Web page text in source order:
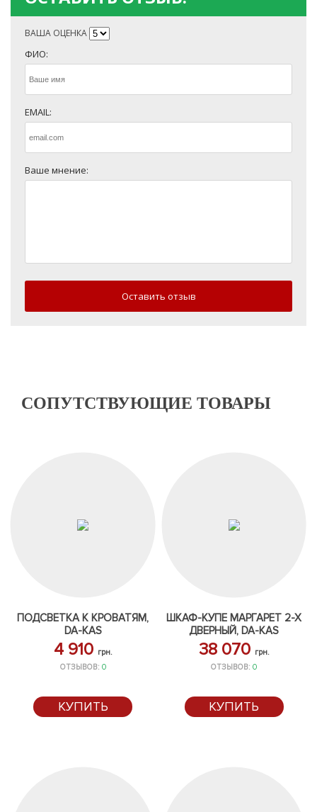
ВАША ОЦЕНКА
ФИО:
EMAIL:
Ваше мнение:
Оставить отзыв
СОПУТСТВУЮЩИЕ ТОВАРЫ
ПОДСВЕТКА К КРОВАТЯМ,
DA-KAS
4 910 грн.
ОТЗЫВОВ: 0
КУПИТЬ
ШКАФ-КУПЕ МАРГАРЕТ 2-Х
ДВЕРНЫЙ, DA-KAS
38 070 грн.
ОТЗЫВОВ:0
КУПИТЬ